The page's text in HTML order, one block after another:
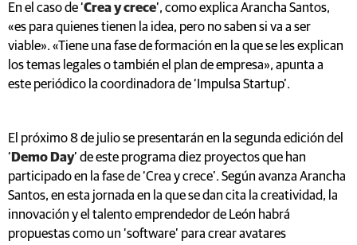
En el caso de ‘Crea y crece’, como explica Arancha Santos,
«es para quienes tienen la idea, pero no saben si va a ser
viable». «Tiene una fase de formación en la que se les explican
los temas legales o también el plan de empresa», apunta a
este periódico la coordinadora de ‘Impulsa Startup’.
El próximo 8 de julio se presentarán en la segunda edición del
‘ Demo Day’ de este programa diez proyectos que han
participado en la fase de ‘Crea y crece’. Según avanza Arancha
Santos, en esta jornada en la que se dan cita la creatividad, la
innovación y el talento emprendedor de León habrá
propuestas como un ‘software’ para crear avatares